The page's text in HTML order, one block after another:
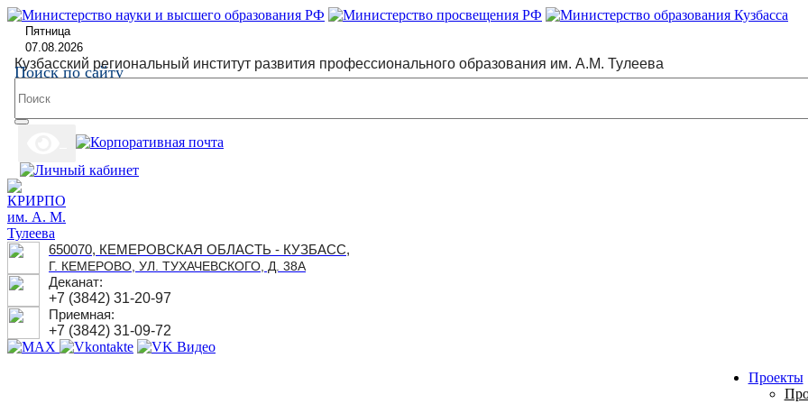
Пятница
07.08.2026
Кузбасский региональный институт развития профессионального образования им. А.М. Тулеева
Поиск по сайту
650070, КЕМЕРОВСКАЯ ОБЛАСТЬ - КУЗБАСС,
Г. КЕМЕРОВО, УЛ. ТУХАЧЕВСКОГО, Д. 38А
Деканат:
+7 (3842) 31-20-97
Приемная:
+7 (3842) 31-09-72
Проекты